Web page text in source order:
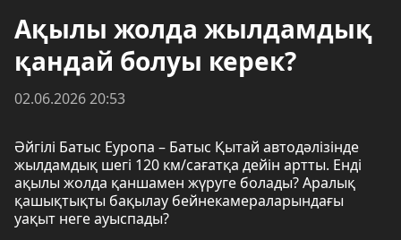
Ақылы жолда жылдамдық
қандай болуы керек?
02.06.2026 20:53
Әйгілі Батыс Еуропа – Батыс Қытай автодәлізінде
жылдамдық шегі 120 км/сағатқа дейін артты. Енді
ақылы жолда қаншамен жүруге болады? Аралық
қашықтықты бақылау бейнекамераларындағы
уақыт неге ауыспады?